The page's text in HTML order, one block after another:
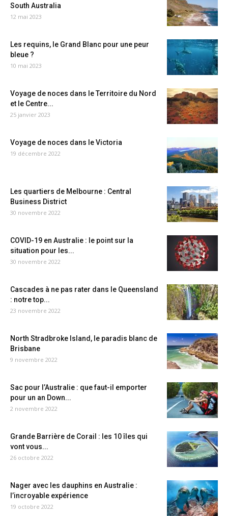
South Australia
12 mai 2023
Les requins, le Grand Blanc pour une peur
bleue ?
10 mai 2023
Voyage de noces dans le Territoire du Nord
et le Centre...
25 janvier 2023
Voyage de noces dans le Victoria
19 décembre 2022
Les quartiers de Melbourne : Central
Business District
30 novembre 2022
COVID-19 en Australie : le point sur la
situation pour les...
30 novembre 2022
Cascades à ne pas rater dans le Queensland
: notre top...
23 novembre 2022
North Stradbroke Island, le paradis blanc de
Brisbane
9 novembre 2022
Sac pour l’Australie : que faut-il emporter
pour un an Down...
2 novembre 2022
Grande Barrière de Corail : les 10 îles qui
vont vous...
26 octobre 2022
Nager avec les dauphins en Australie :
l’incroyable expérience
19 octobre 2022